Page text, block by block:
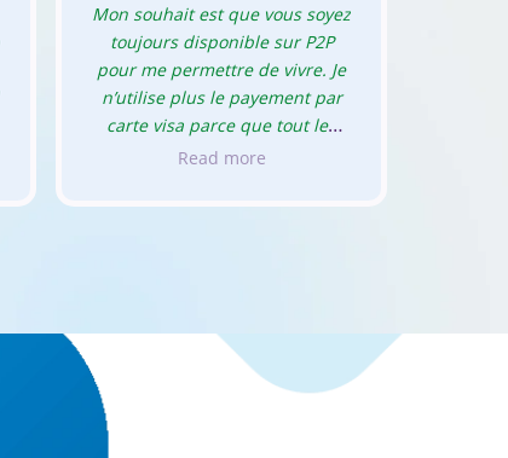
Mon souhait est que vous soyez
toujours disponible sur P2P
pour me permettre de vivre. Je
n’utilise plus le payement par
carte visa parce que tout les
server que j’utilise ont enlevé
carte visa. Seulement les
Read more